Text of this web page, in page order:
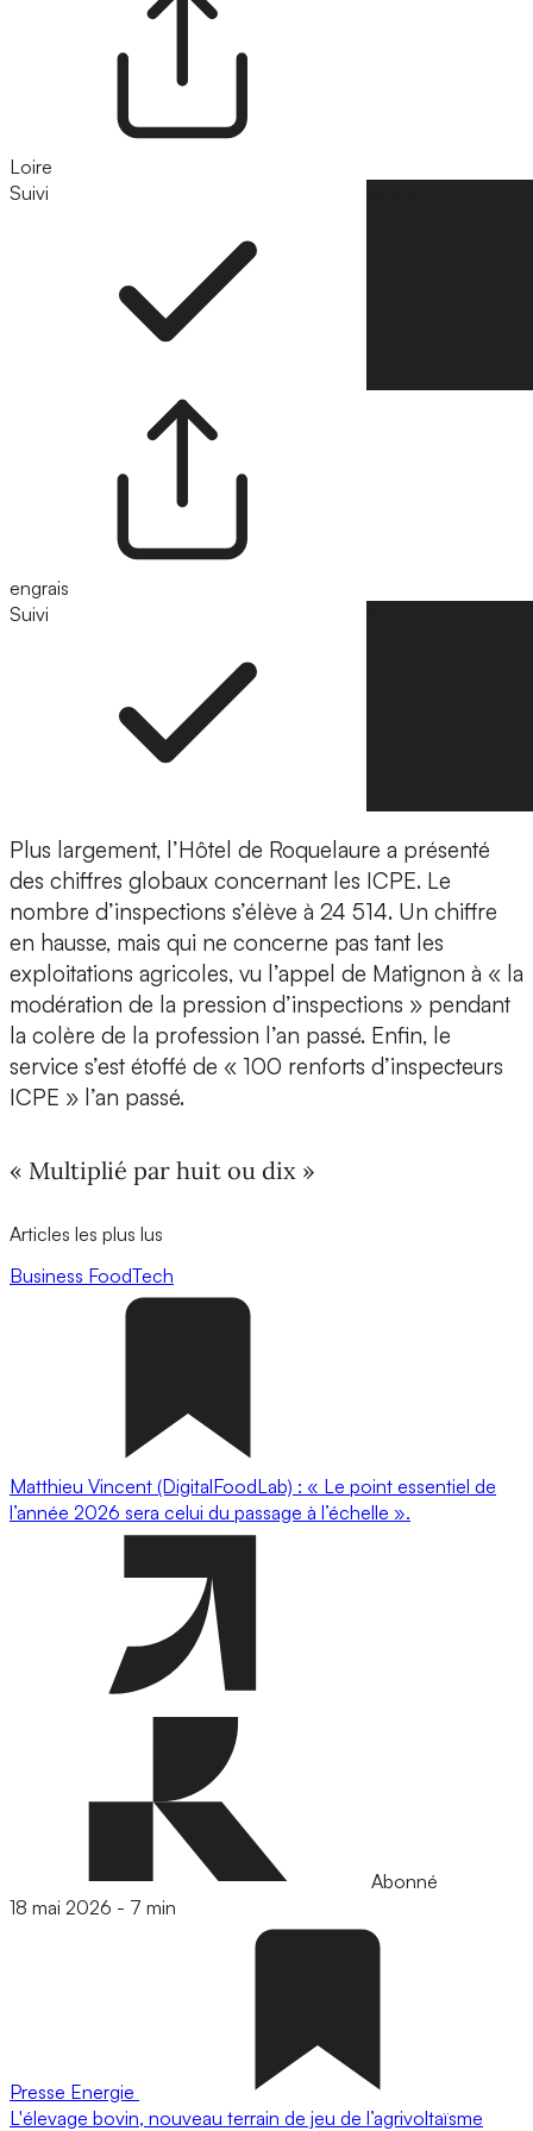
Loire
Suivi
engrais
Suivi
Plus largement, l’Hôtel de Roquelaure a présenté
des chiffres globaux concernant les ICPE. Le
nombre d’inspections s’élève à 24 514. Un chiffre
en hausse, mais qui ne concerne pas tant les
exploitations agricoles, vu l’appel de Matignon à « la
modération de la pression d’inspections » pendant
la colère de la profession l’an passé. Enfin, le
service s’est étoffé de « 100 renforts d’inspecteurs
ICPE » l’an passé.
« Multiplié par huit ou dix »
Articles les plus lus
Business FoodTech
Matthieu Vincent (DigitalFoodLab) : « Le point essentiel de
l’année 2026 sera celui du passage à l’échelle ».
Abonné
18 mai 2026 - 7 min
Presse Energie
L'élevage bovin, nouveau terrain de jeu de l’agrivoltaïsme